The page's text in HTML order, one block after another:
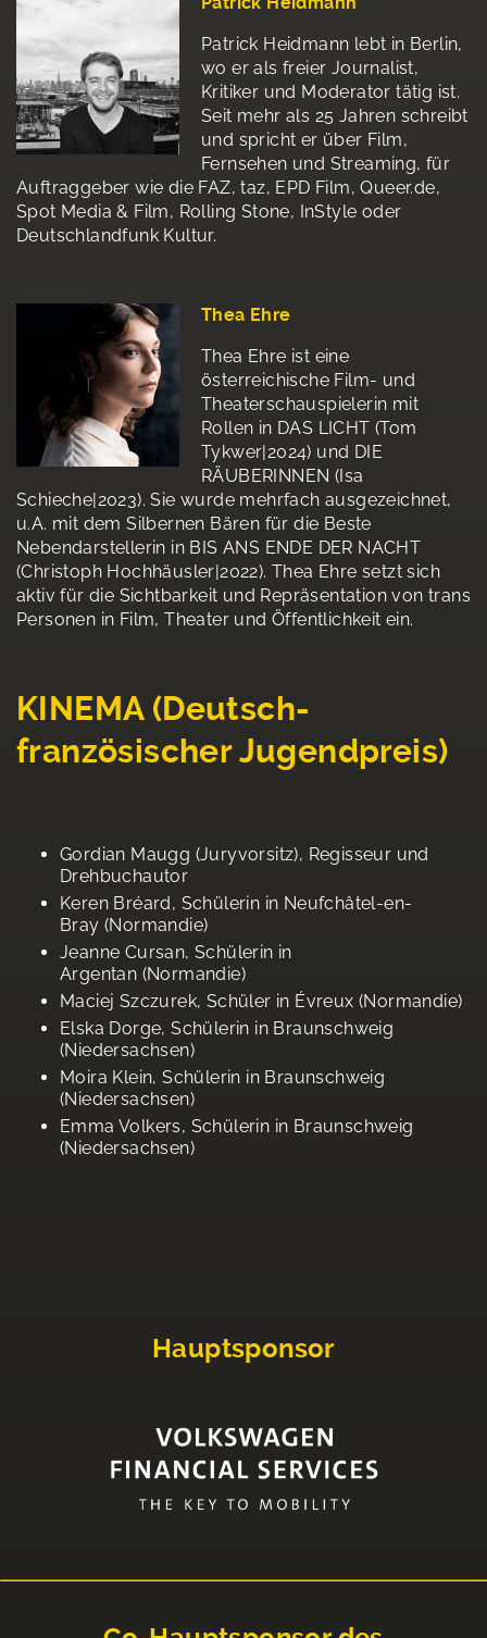
Patrick Heidmann lebt in Berlin,
wo er als freier Journalist,
Kritiker und Moderator tätig ist.
Seit mehr als 25 Jahren schreibt
und spricht er über Film,
Fernsehen und Streaming, für
Auftraggeber wie die FAZ, taz, EPD Film, Queer.de,
Spot Media & Film, Rolling Stone, InStyle oder
Deutschlandfunk Kultur.
Thea Ehre
Thea Ehre ist eine
österreichische Film- und
Theaterschauspielerin mit
Rollen in DAS LICHT (Tom
Tykwer|2024) und DIE
RÄUBERINNEN (Isa
Schieche|2023). Sie wurde mehrfach ausgezeichnet,
u.A. mit dem Silbernen Bären für die Beste
Nebendarstellerin in BIS ANS ENDE DER NACHT
(Christoph Hochhäusler|2022). Thea Ehre setzt sich
aktiv für die Sichtbarkeit und Repräsentation von trans
Personen in Film, Theater und Öffentlichkeit ein.
KINEMA (Deutsch-
französischer Jugendpreis)
Gordian Maugg (Juryvorsitz), Regisseur und
Drehbuchautor
Keren Bréard, Schülerin in Neufchâtel-en-
Bray (Normandie)
Jeanne Cursan, Schülerin in
Argentan (Normandie)
Maciej Szczurek, Schüler in Évreux (Normandie)
Elska Dorge, Schülerin in Braunschweig
(Niedersachsen)
Moira Klein, Schülerin in Braunschweig
(Niedersachsen)
Emma Volkers, Schülerin in Braunschweig
(Niedersachsen)
Hauptsponsor